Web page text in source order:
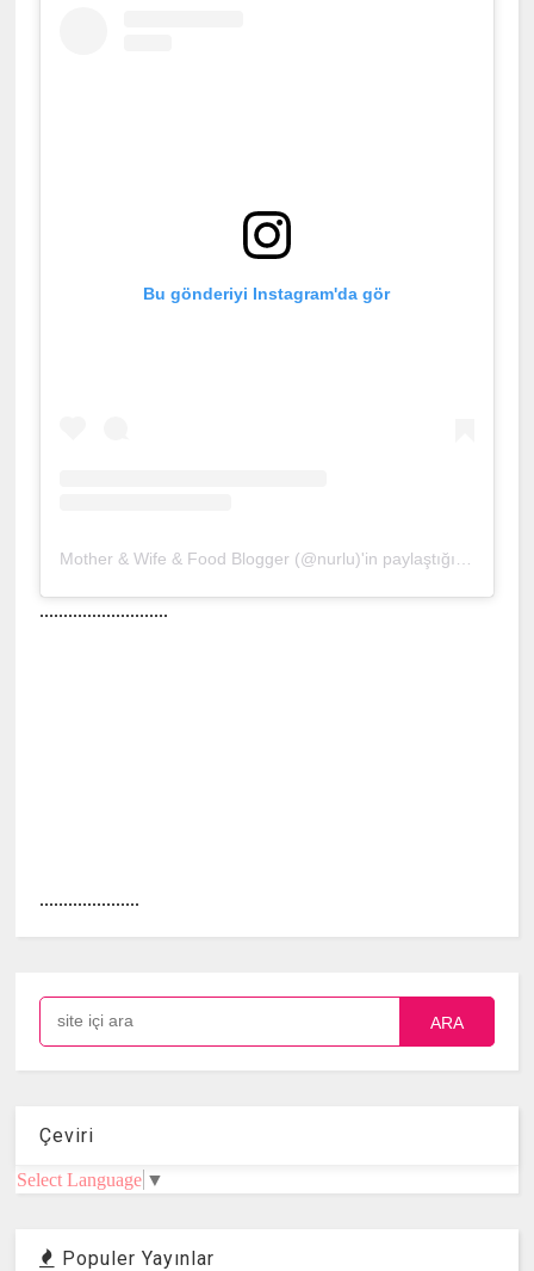
Bu gönderiyi Instagram'da gör
...........................
.....................
ARA
Çeviri
Select Language ▼
Populer Yayınlar